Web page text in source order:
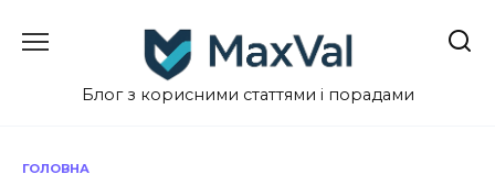
до
Блог з корисними статтями і порадами
ГОЛОВНА